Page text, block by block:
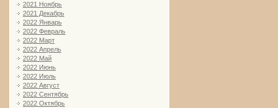
2021 Ноябрь
2021 Декабрь
2022 Январь
2022 Февраль
2022 Март
2022 Апрель
2022 Май
2022 Июнь
2022 Июль
2022 Август
2022 Сентябрь
2022 Октябрь